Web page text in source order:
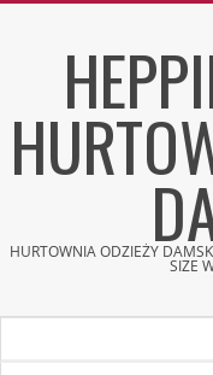
HURTOWNIA ODZIEŻY
SIZE